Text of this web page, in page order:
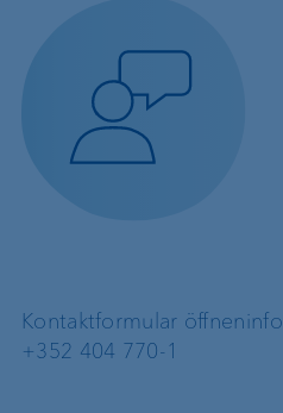
Kontaktformular öffnen
+352 404 770-1